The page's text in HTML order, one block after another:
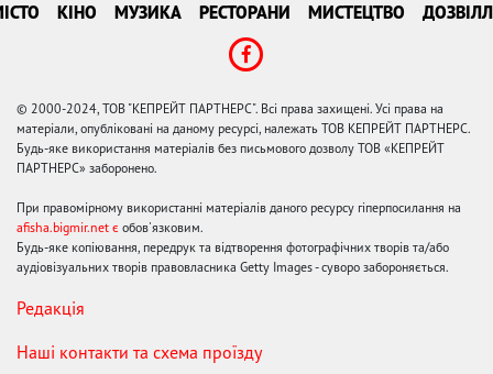
КІНО МУЗИКА РЕСТОРАНИ МИСТЕЦТВО
© 2000-2024, ТОВ "КЕПРЕЙТ ПАРТНЕРС". Всі права захищені. Усі права на
матеріали, опубліковані на даному ресурсі, належать ТОВ КЕПРЕЙТ ПАРТНЕРС.
Будь-яке використання матеріалів без письмового дозволу ТОВ «КЕПРЕЙТ
ПАРТНЕРС» заборонено.
При правомірному використанні матеріалів даного ресурсу гіперпосилання на
afisha.bigmir.net є обов'язковим.
Будь-яке копіювання, передрук та відтворення фотографічних творів та/або
аудіовізуальних творів правовласника Getty Images - суворо забороняється.
Редакція
Наші контакти та схема проїзду